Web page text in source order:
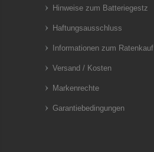
Hinweise zum Batteriegestz
Haftungsausschluss
Informationen zum Ratenkauf
Versand / Kosten
Markenrechte
Garantiebedingungen